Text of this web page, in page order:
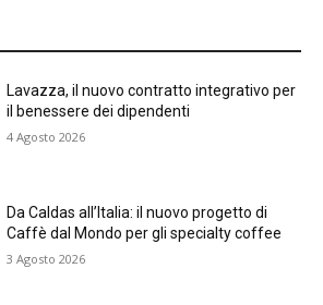
Lavazza, il nuovo contratto integrativo per
il benessere dei dipendenti
4 Agosto 2026
Da Caldas all’Italia: il nuovo progetto di
Caffè dal Mondo per gli specialty coffee
3 Agosto 2026